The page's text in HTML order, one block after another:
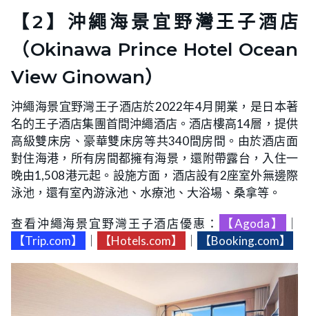
【2】沖繩海景宜野灣王子酒店
（Okinawa Prince Hotel Ocean
View Ginowan）
沖繩海景宜野灣王子酒店於2022年4月開業，是日本著
名的王子酒店集團首間沖繩酒店。酒店樓高14層，提供
高級雙床房、豪華雙床房等共340間房間。由於酒店面
對住海港，所有房間都擁有海景，還附帶露台，入住一
晚由1,508港元起。設施方面，酒店設有2座室外無邊際
泳池，還有室內游泳池、水療池、大浴場、桑拿等。
查看沖繩海景宜野灣王子酒店優惠： 【Agoda】
【Trip.com】
【Hotels.com】 【Booking.com】